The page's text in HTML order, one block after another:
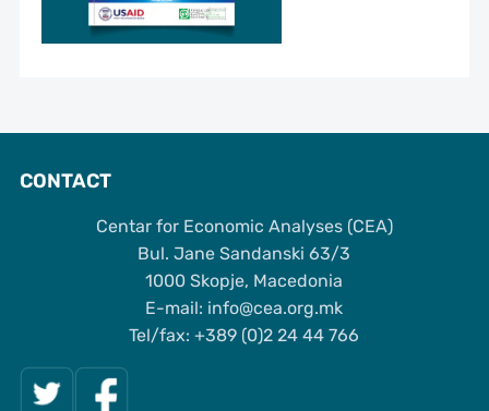
CONTACT
Centar for Economic Analyses (CEA)
Bul. Jane Sandanski 63/3
1000 Skopje, Macedonia
Е-mail: info@cea.org.mk
Tel/fax: +389 (0)2 24 44 766